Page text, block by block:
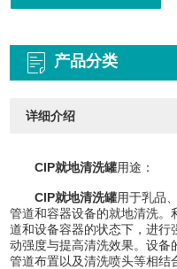
产品分类
详细介绍
CIP就地清洗罐用途：
CIP就地清洗罐用于乳品
管道和容器设备的就地清洗。
道和设备容器的状态下，进行
动强度与提高清洗效果。设备
管道布置以及清洗喷头等相结